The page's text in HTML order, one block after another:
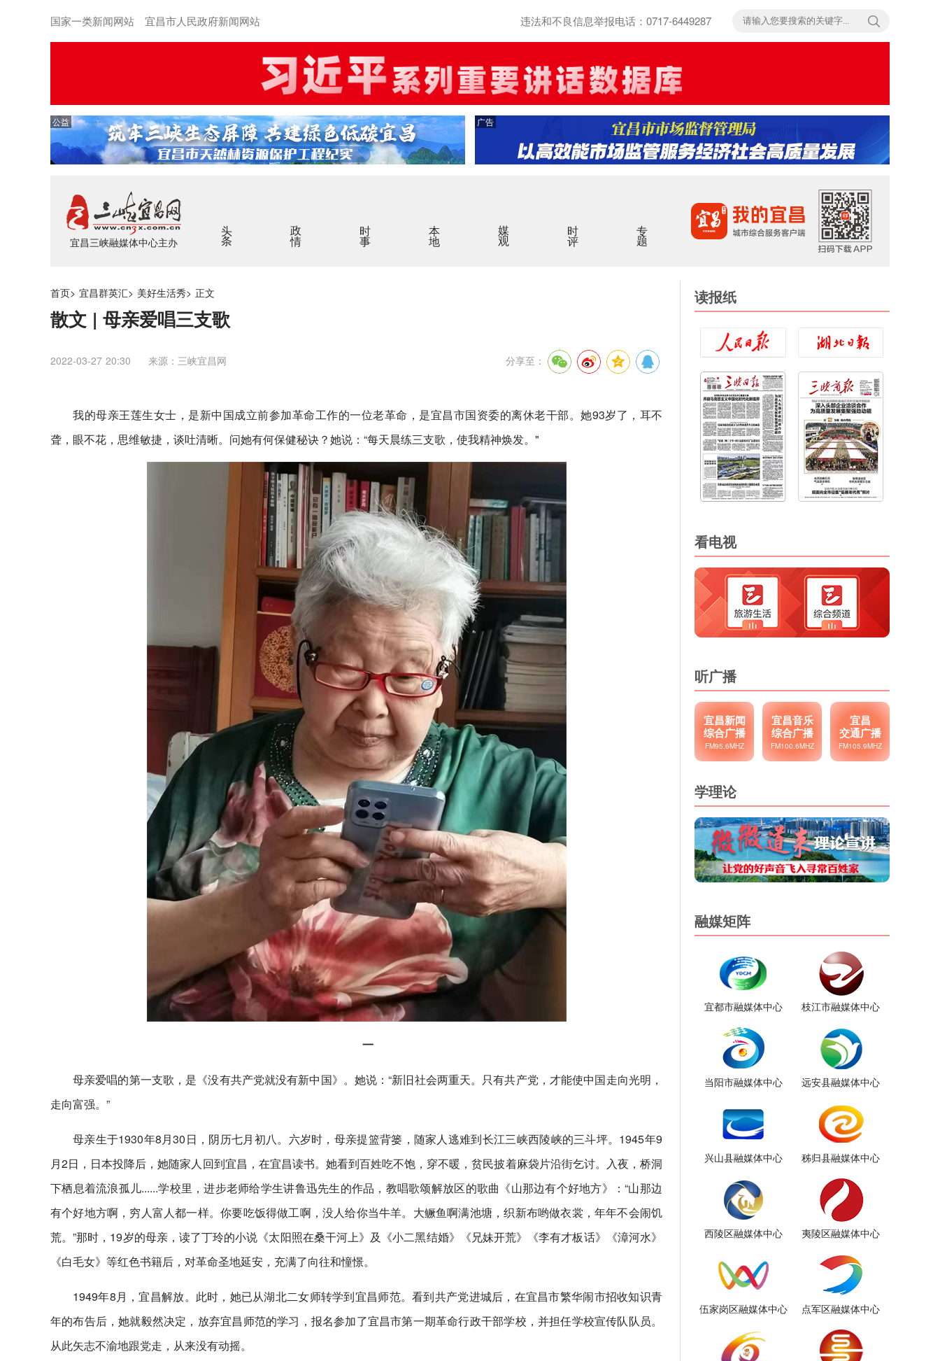
国家一类新闻网站 宜昌市人民政府新闻网站 违法和不良信息举报电话：0717-6449287
公益 广告
宜昌三峡融媒体中心主办
头条 政情 时事 本地 媒观 时评 专题
首页> 宜昌群英汇> 美好生活秀> 正文
散文 | 母亲爱唱三支歌
2022-03-27 20:30 来源：三峡宜昌网 分享至：
我的母亲王莲生女士，是新中国成立前参加革命工作的一位老革命，是宜昌市国资委的离休老干部。她93岁了，耳不
聋，眼不花，思维敏捷，谈吐清晰。问她有何保健秘诀？她说：“每天晨练三支歌，使我精神焕发。"
一
母亲爱唱的第一支歌，是《没有共产党就没有新中国》。她说：“新旧社会两重天。只有共产党，才能使中国走向光明，
走向富强。”
母亲生于1930年8月30日，阴历七月初八。六岁时，母亲提篮背篓，随家人逃难到长江三峡西陵峡的三斗坪。1945年9
月2日，日本投降后，她随家人回到宜昌，在宜昌读书。她看到百姓吃不饱，穿不暖，贫民披着麻袋片沿街乞讨。入夜，桥洞
下栖息着流浪孤儿......学校里，进步老师给学生讲鲁迅先生的作品，教唱歌颂解放区的歌曲《山那边有个好地方》：“山那边
有个好地方啊，穷人富人都一样。你要吃饭得做工啊，没人给你当牛羊。大鳜鱼啊满池塘，织新布哟做衣裳，年年不会闹饥
荒。”那时，19岁的母亲，读了丁玲的小说《太阳照在桑干河上》及《小二黑结婚》《兄妹开荒》《李有才板话》《漳河水》
《白毛女》等红色书籍后，对革命圣地延安，充满了向往和憧憬。
1949年8月，宜昌解放。此时，她已从湖北二女师转学到宜昌师范。看到共产党进城后，在宜昌市繁华闹市招收知识青
年的布告后，她就毅然决定，放弃宜昌师范的学习，报名参加了宜昌市第一期革命行政干部学校，并担任学校宣传队队员。
从此矢志不渝地跟党走，从来没有动摇。
读报纸
看电视
听广播
宜昌新闻
综合广播
FM95.6MHZ
宜昌音乐
综合广播
FM100.6MHZ
宜昌
交通广播
FM105.9MHZ
学理论
融媒矩阵
宜都市融媒体中心 枝江市融媒体中心
当阳市融媒体中心 远安县融媒体中心
兴山县融媒体中心 秭归县融媒体中心
西陵区融媒体中心 夷陵区融媒体中心
伍家岗区融媒体中心 点军区融媒体中心